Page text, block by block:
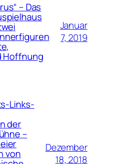
– Das
Hoffnung
Januar
7, 2019
Links-
der
–
von
Dezember
18, 2018